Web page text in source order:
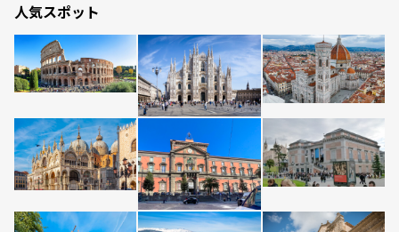
人気スポット